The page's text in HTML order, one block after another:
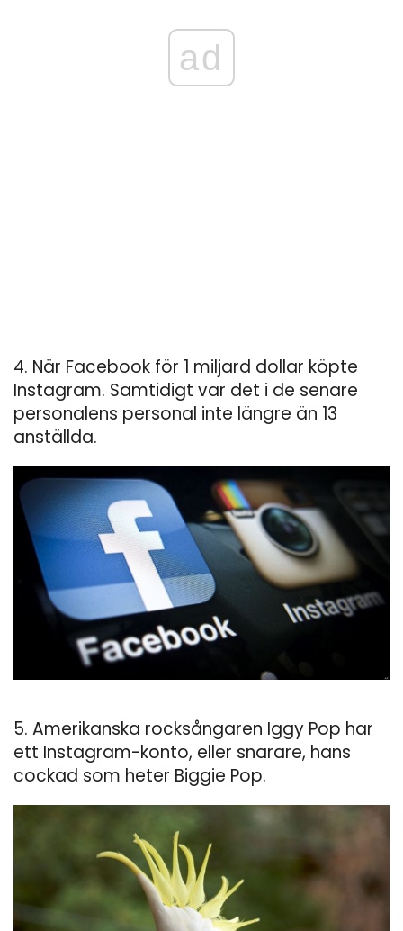
ad
4. När Facebook för 1 miljard dollar köpte
Instagram. Samtidigt var det i de senare
personalens personal inte längre än 13
anställda.
5. Amerikanska rocksångaren Iggy Pop har
ett Instagram-konto, eller snarare, hans
cockad som heter Biggie Pop.